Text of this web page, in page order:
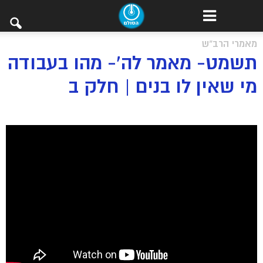
מאמרי הרב"ש
תשמט- מאמר לה’- מהו בעבודה
מי שאין לו בנים | חלק ב